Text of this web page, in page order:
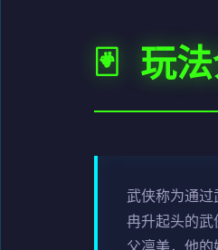
🃏 玩
武侠称为通
冉升起头的